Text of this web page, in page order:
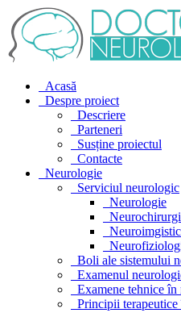
Acasă
Despre proiect
Descriere
Parteneri
Susține proiectul
Contacte
Neurologie
Serviciul neurologic
Neurologie
Boli ale sistemului
Examenul
Examene tehnice în
Principii